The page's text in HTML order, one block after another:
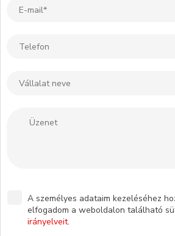
A személyes adataim kezeléséhez
elfogadom a weboldalon található
irányelveit.